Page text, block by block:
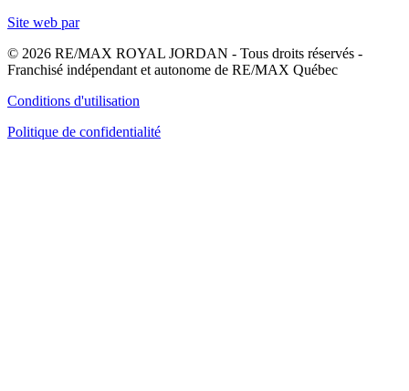
Site web par
© 2026 RE/MAX ROYAL JORDAN - Tous droits réservés -
Franchisé indépendant et autonome de RE/MAX Québec
Conditions d'utilisation
Politique de confidentialité